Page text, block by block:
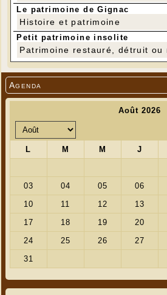
Agenda
Le patrimoine de Gignac
Histoire et patrimoine
Petit patrimoine insolite
Patrimoine restauré, détruit ou